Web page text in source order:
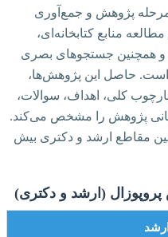
پژوهش و جمع‌آوری
منابع کتابخانه‌ای،
و همچنین جستجوهای بصری
است. حاصل این پژوهش‌ها،
کلی، اهداف، سوالات،
پژوهش را مشخص می‌کند.
مقاطع ارشد و دکتری بیش
(ارشد و دکتری)